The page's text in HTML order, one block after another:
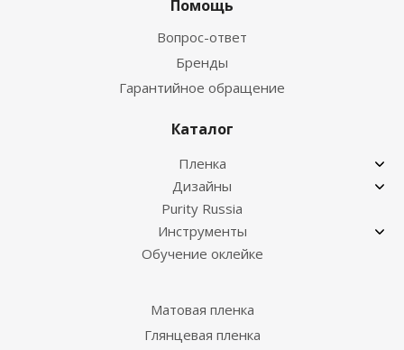
Помощь
Вопрос-ответ
Бренды
Гарантийное обращение
Каталог
Пленка
Дизайны
Purity Russia
Инструменты
Обучение оклейке
Матовая пленка
Глянцевая пленка